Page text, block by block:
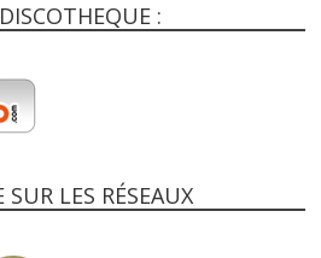
:
LES RÉSEAUX